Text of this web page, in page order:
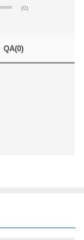
(0)
QA(0)